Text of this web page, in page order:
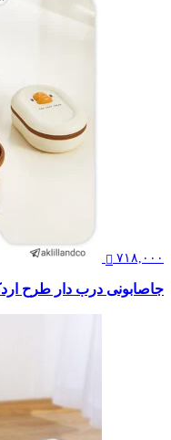
۷۱۸,۰۰۰
جاصابونی درب دار طرح